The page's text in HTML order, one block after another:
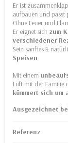
Er ist
aufbauen und passt
Ohne Feuer und
Er eignet sich zum
verschiedener
Sein sanftes &
Speisen
Mit einem
Luft mit der Familie
kümmert sich um
Ausgezeichnet
Referenz